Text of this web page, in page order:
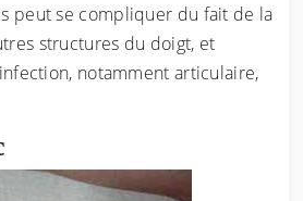
peut se compliquer du fait de la
structures du doigt, et
notamment articulaire,